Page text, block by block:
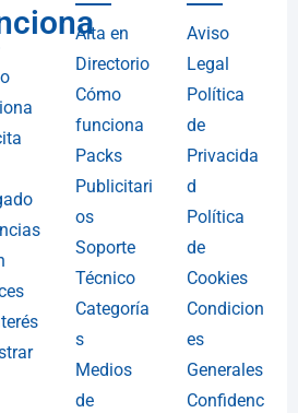
Alta en
Directorio
Cómo
funciona
Packs
Publicitari
os
Soporte
Técnico
Categoría
s
Medios
de
Aviso
Legal
Política
de
Privacida
d
Política
de
Cookies
Condicion
es
Generales
Confidenc